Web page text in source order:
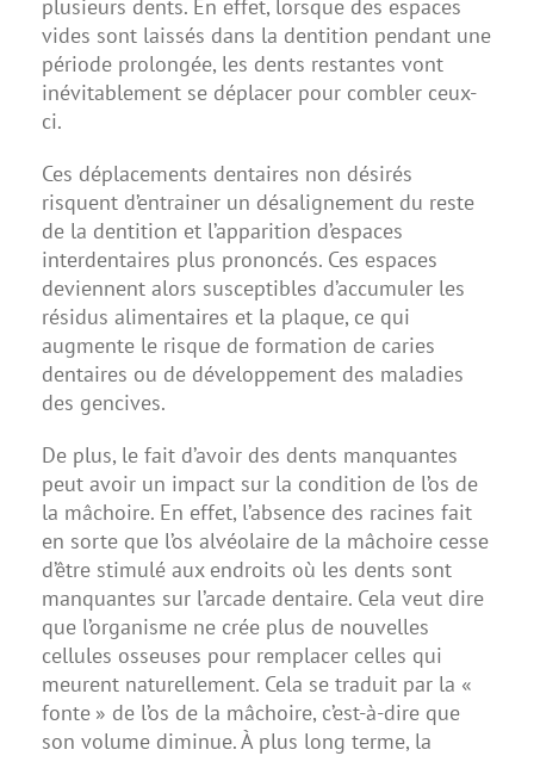
plusieurs dents. En effet, lorsque des espaces
vides sont laissés dans la dentition pendant une
période prolongée, les dents restantes vont
inévitablement se déplacer pour combler ceux-
ci.
Ces déplacements dentaires non désirés
risquent d’entrainer un désalignement du reste
de la dentition et l’apparition d’espaces
interdentaires plus prononcés. Ces espaces
deviennent alors susceptibles d’accumuler les
résidus alimentaires et la plaque, ce qui
augmente le risque de formation de caries
dentaires ou de développement des maladies
des gencives.
De plus, le fait d’avoir des dents manquantes
peut avoir un impact sur la condition de l’os de
la mâchoire. En effet, l’absence des racines fait
en sorte que l’os alvéolaire de la mâchoire cesse
d’être stimulé aux endroits où les dents sont
manquantes sur l’arcade dentaire. Cela veut dire
que l’organisme ne crée plus de nouvelles
cellules osseuses pour remplacer celles qui
meurent naturellement. Cela se traduit par la «
fonte » de l’os de la mâchoire, c’est-à-dire que
son volume diminue. À plus long terme, la